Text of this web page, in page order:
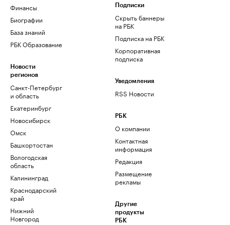
Финансы
Биографии
База знаний
РБК Образование
Новости
регионов
Санкт-Петербург
и область
Екатеринбург
Новосибирск
Омск
Башкортостан
Вологодская
область
Калининград
Краснодарский
край
Нижний
Новгород
Подписки
Скрыть баннеры
на РБК
Подписка на РБК
Корпоративная
подписка
Уведомления
RSS Новости
РБК
О компании
Контактная
информация
Редакция
Размещение
рекламы
Другие
продукты
РБК